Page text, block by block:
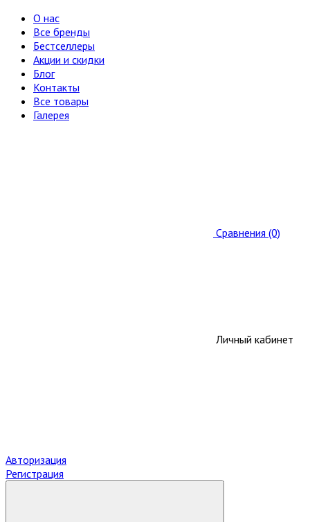
О нас
Все бренды
Бестселлеры
Акции и скидки
Блог
Контакты
Все товары
Галерея
Сравнения (0)
Личный кабинет
Авторизация
Регистрация